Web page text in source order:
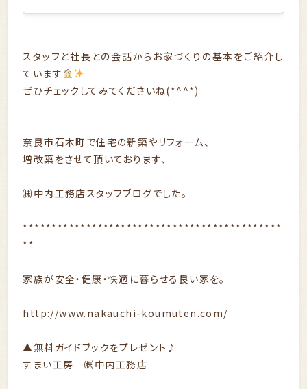
スタッフと社長との会話からお家づくりの基本をご紹介し
ています
ぜひチェックしてみてくださいね(*^^*)
奈良市石木町で住宅の新築やリフォーム、
増改築をさせて頂いております、
㈱中内工務店スタッフブログでした。
*********************************************
**
家族が安全・健康・快適に暮らせる良い家を。
http://www.nakauchi-koumuten.com/
▲無料ガイドブックをプレゼント♪
すまい工房 ㈱中内工務店